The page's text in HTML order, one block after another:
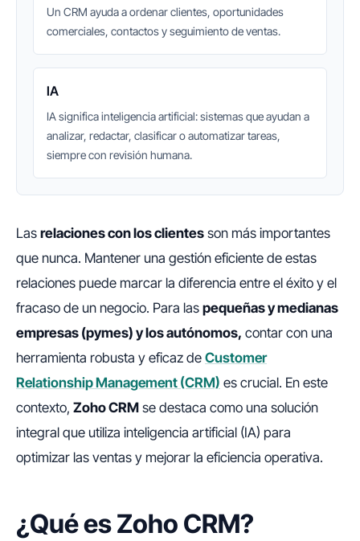
Un CRM ayuda a ordenar clientes, oportunidades
comerciales, contactos y seguimiento de ventas.
IA
IA significa inteligencia artificial: sistemas que ayudan a
analizar, redactar, clasificar o automatizar tareas,
siempre con revisión humana.
Las relaciones con los clientes son más importantes
que nunca. Mantener una gestión eficiente de estas
relaciones puede marcar la diferencia entre el éxito y el
fracaso de un negocio. Para las pequeñas y medianas
empresas (pymes) y los autónomos, contar con una
herramienta robusta y eficaz de Customer
Relationship Management (CRM) es crucial. En este
contexto, Zoho CRM se destaca como una solución
integral que utiliza inteligencia artificial (IA) para
optimizar las ventas y mejorar la eficiencia operativa.
¿Qué es Zoho CRM?